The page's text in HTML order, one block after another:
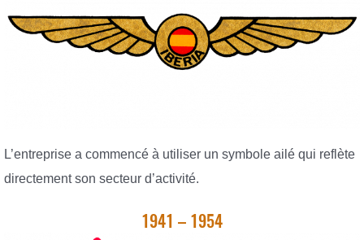
L’entreprise a commencé à utiliser un symbole ailé qui reflète
directement son secteur d’activité.
1941 – 1954